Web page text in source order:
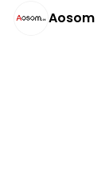
Aosom